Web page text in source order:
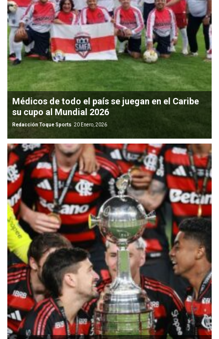
Médicos de todo el país se juegan en el Caribe
su cupo al Mundial 2026
Redacción Toque Sports 20 Enero, 2026